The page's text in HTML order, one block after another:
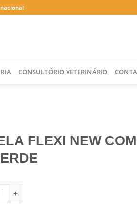
CONSULTÓRIO VETERINÁRIO
FLEXI NEW
de TRELA FLEXI NEW COMFORT S